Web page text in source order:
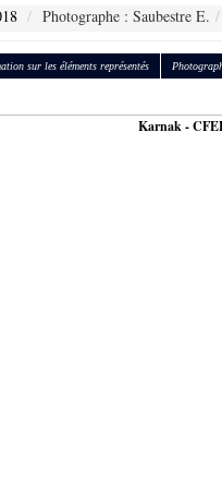
Photographe : Saubestre E.
sur les éléments représentés